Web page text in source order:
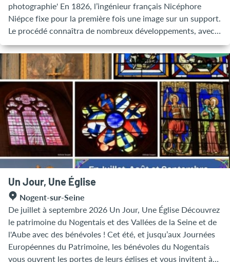
photographie' En 1826, l’ingénieur français Nicéphore
Niépce fixe pour la première fois une image sur un support.
Le procédé connaîtra de nombreux développements, avec
matériel des améliorations pour arriver à ce qu’on connaît
aujourd’hui, mais la photographie était née. La ville de
Nogent-sur-Seine s’intéresse depuis longtemps à la
photographie avec plusieurs expositions de cet art par an
ou la reproduction régulière d’images anciennes pour les
événements patrimoniaux. Elle a souhaité s’inscrire dans le
programme d’animations organisées partout en France en
2026 et 2027 pour marquer le bicentenaire de cette
invention. Cette exposition, qui lance les festivités, rappelle
l’origine de cette invention et ses évolutions. Elle est
l’occasion également d’évoquer le métier de photographe à
Nogent-sur-Seine, au XIXe siècle ou au XXe siècle. Pour
cette présentation couvrant 200 ans d’histoire et
rassemblant plus de 100 appareils photographiques de la
collection Gérard Gouhier, et des clichés inédits de
célébrités ou d’évènements, la ville bénéficie de la
collaboration du musée Niépce de Chalon-sur-Saône et de
Un Jour, Une Église
Nogent-sur-Seine
De juillet à septembre 2026 Un Jour, Une Église Découvrez
le patrimoine du Nogentais et des Vallées de la Seine et de
l'Aube avec des bénévoles ! Cet été, et jusqu’aux Journées
Européennes du Patrimoine, les bénévoles du Nogentais
vous ouvrent les portes de leurs églises et vous invitent à